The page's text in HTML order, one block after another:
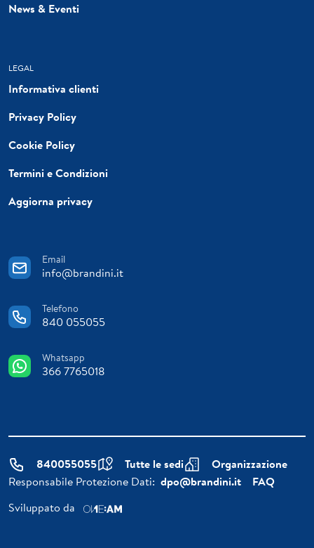
News & Eventi
LEGAL
Informativa clienti
Privacy Policy
Cookie Policy
Termini e Condizioni
Aggiorna privacy
Email
info@brandini.it
Telefono
840 055055
Whatsapp
366 7765018
840055055 Tutte le sedi
Organizzazione
Responsabile Protezione Dati: dpo@brandini.it
FAQ
Sviluppato da